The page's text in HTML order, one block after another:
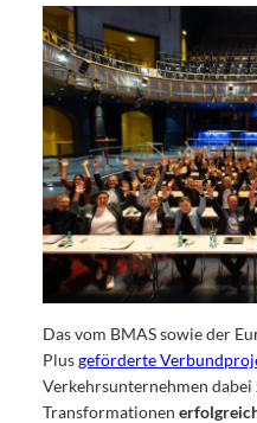
Das vom BMAS sowie der
Plusgeförderte
Verkehrsunternehmen dabei
Transformationen